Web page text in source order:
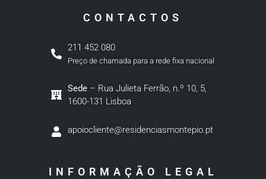
CONTACTOS
211 452 080
Preço de chamada para a rede fixa nacional
Sede– Rua Julieta Ferrão, n.º 10, 5,
1600-131 Lisboa
apoiocliente@residenciasmontepio.pt
INFORMAÇÃO LEGAL